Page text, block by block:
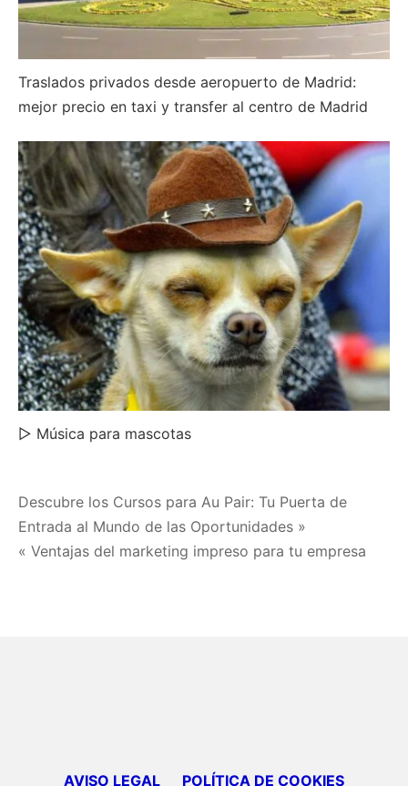
Traslados privados desde aeropuerto de Madrid:
mejor precio en taxi y transfer al centro de Madrid
▷ Música para mascotas
Navegación
de
Descubre los Cursos para Au Pair: Tu Puerta de
Entrada al Mundo de las Oportunidades »
« Ventajas del marketing impreso para tu empresa
AVISO LEGAL POLÍTICA DE COOKIES